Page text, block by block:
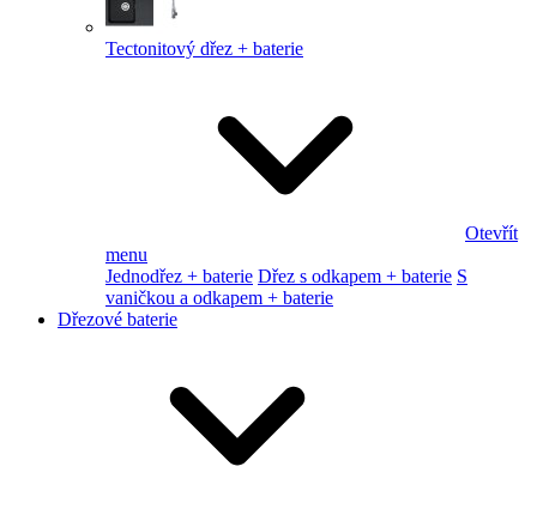
Tectonitový dřez + baterie
Otevřít
menu
Jednodřez + baterie Dřez s odkapem + baterie S
vaničkou a odkapem + baterie
Dřezové baterie